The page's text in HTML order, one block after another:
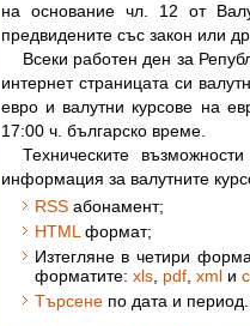
на основание чл. 12 от
предвидените със закон или
Всеки работен ден за
интернет страницата си
евро и валутни курсове на
17:00 ч. българско време.
Техническите
информация за валутните
RSSабонамент;
HTML формат;
Изтегляне в четири
форматите: xls, pdf, xmlи
Търсенепо дата и период.